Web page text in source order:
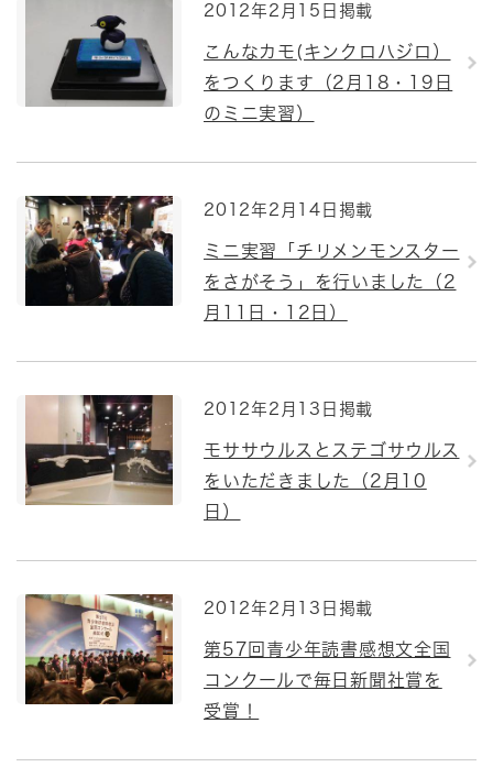
2012年2月15日掲載
こんなカモ(キンクロハジロ）
をつくります（2月18・19日
のミニ実習）
2012年2月14日掲載
ミニ実習「チリメンモンスター
をさがそう」を行いました（2
月11日・12日）
2012年2月13日掲載
モササウルスとステゴサウルス
をいただきました（2月10
日）
2012年2月13日掲載
第57回青少年読書感想文全国
コンクールで毎日新聞社賞を
受賞！